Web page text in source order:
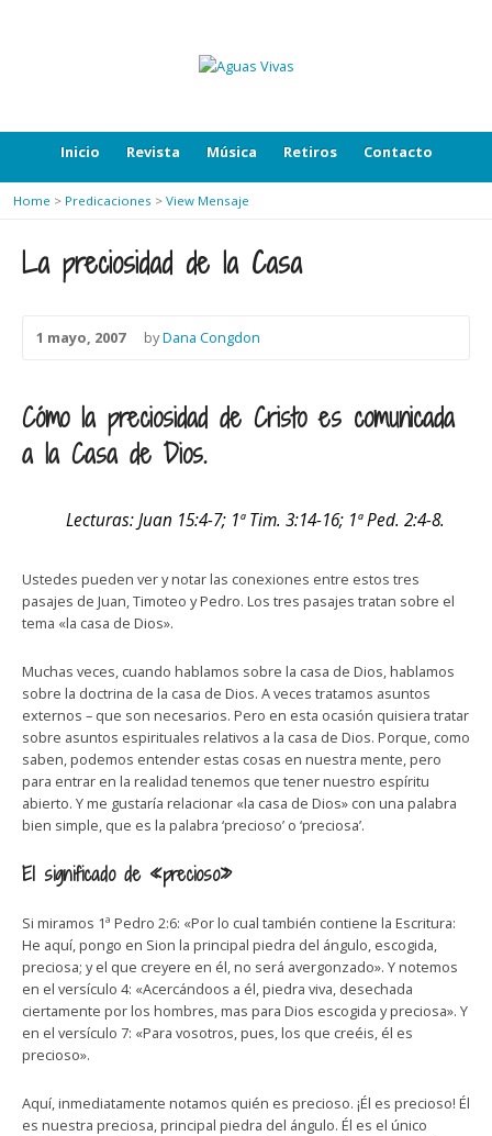
Inicio Revista Música Retiros Contacto
Home > Predicaciones > View Mensaje
La preciosidad de la Casa
1 mayo, 2007 byDana Congdon
Cómo la preciosidad de Cristo es comunicada
a la Casa de Dios.
Lecturas: Juan 15:4-7; 1ª Tim. 3:14-16; 1ª Ped. 2:4-8.
Ustedes pueden ver y notar las conexiones entre estos tres
pasajes de Juan, Timoteo y Pedro. Los tres pasajes tratan sobre el
tema «la casa de Dios».
Muchas veces, cuando hablamos sobre la casa de Dios, hablamos
sobre la doctrina de la casa de Dios. A veces tratamos asuntos
externos – que son necesarios. Pero en esta ocasión quisiera tratar
sobre asuntos espirituales relativos a la casa de Dios. Porque, como
saben, podemos entender estas cosas en nuestra mente, pero
para entrar en la realidad tenemos que tener nuestro espíritu
abierto. Y me gustaría relacionar «la casa de Dios» con una palabra
bien simple, que es la palabra ‘precioso’ o ‘preciosa’.
El significado de «precioso»
Si miramos 1ª Pedro 2:6: «Por lo cual también contiene la Escritura:
He aquí, pongo en Sion la principal piedra del ángulo, escogida,
preciosa; y el que creyere en él, no será avergonzado». Y notemos
en el versículo 4: «Acercándoos a él, piedra viva, desechada
ciertamente por los hombres, mas para Dios escogida y preciosa». Y
en el versículo 7: «Para vosotros, pues, los que creéis, él es
precioso».
Aquí, inmediatamente notamos quién es precioso. ¡Él es precioso! Él
es nuestra preciosa, principal piedra del ángulo. Él es el único